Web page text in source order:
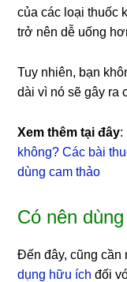
của các loại thuốc
trở nên dễ uống
Tuy nhiên, bạn
dài vì nó sẽ gây ra
Xem thêm tại đây:
không? Các bài
dùng cam thảo
Có nên
Đến đây, cũng cần
dụng hữu ích đối